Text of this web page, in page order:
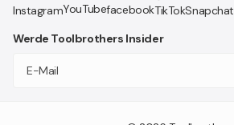
InstagramYouTubefacebookTikTokSnapchat
Werde Toolbrothers Insider